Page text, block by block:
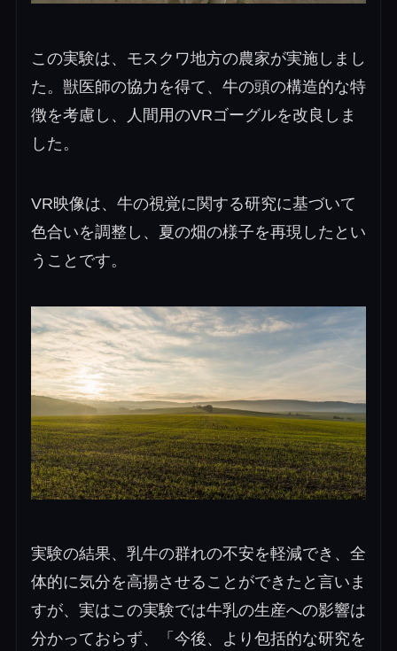
この実験は、モスクワ地方の農家が実施しまし
た。獣医師の協力を得て、牛の頭の構造的な特
徴を考慮し、人間用のVRゴーグルを改良しま
した。
VR映像は、牛の視覚に関する研究に基づいて
色合いを調整し、夏の畑の様子を再現したとい
うことです。
実験の結果、乳牛の群れの不安を軽減でき、全
体的に気分を高揚させることができたと言いま
すが、実はこの実験では牛乳の生産への影響は
分かっておらず、「今後、より包括的な研究を